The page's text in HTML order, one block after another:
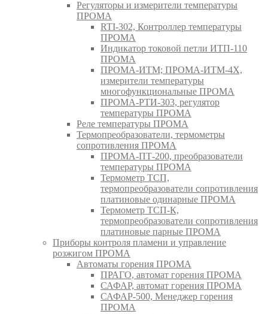
Регуляторы и измерители температуры
ПРОМА
RTI-302, Контроллер температуры
ПРОМА
Индикатор токовой петли ИТП-110
ПРОМА
ПРОМА-ИТМ; ПРОМА-ИТМ-4Х,
измерители температуры
многофункциональные ПРОМА
ПРОМА-РТИ-303, регулятор
температуры ПРОМА
Реле температуры ПРОМА
Термопреобразователи, термометры
сопротивления ПРОМА
ПРОМА-ПТ-200, преобразователи
температуры ПРОМА
Термометр ТСП,
термопреобразователи сопротивления
платиновые одинарные ПРОМА
Термометр ТСП-К,
термопреобразователи сопротивления
платиновые парные ПРОМА
Приборы контроля пламени и управление
розжигом ПРОМА
Автоматы горения ПРОМА
ПРАГО, автомат горения ПРОМА
САФАР, автомат горения ПРОМА
САФАР-500, Менеджер горения
ПРОМА